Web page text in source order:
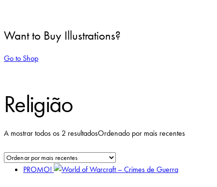
Want to Buy Illustrations?
Go to Shop
Religião
A mostrar todos os 2 resultadosOrdenado por mais recentes
PROMO!